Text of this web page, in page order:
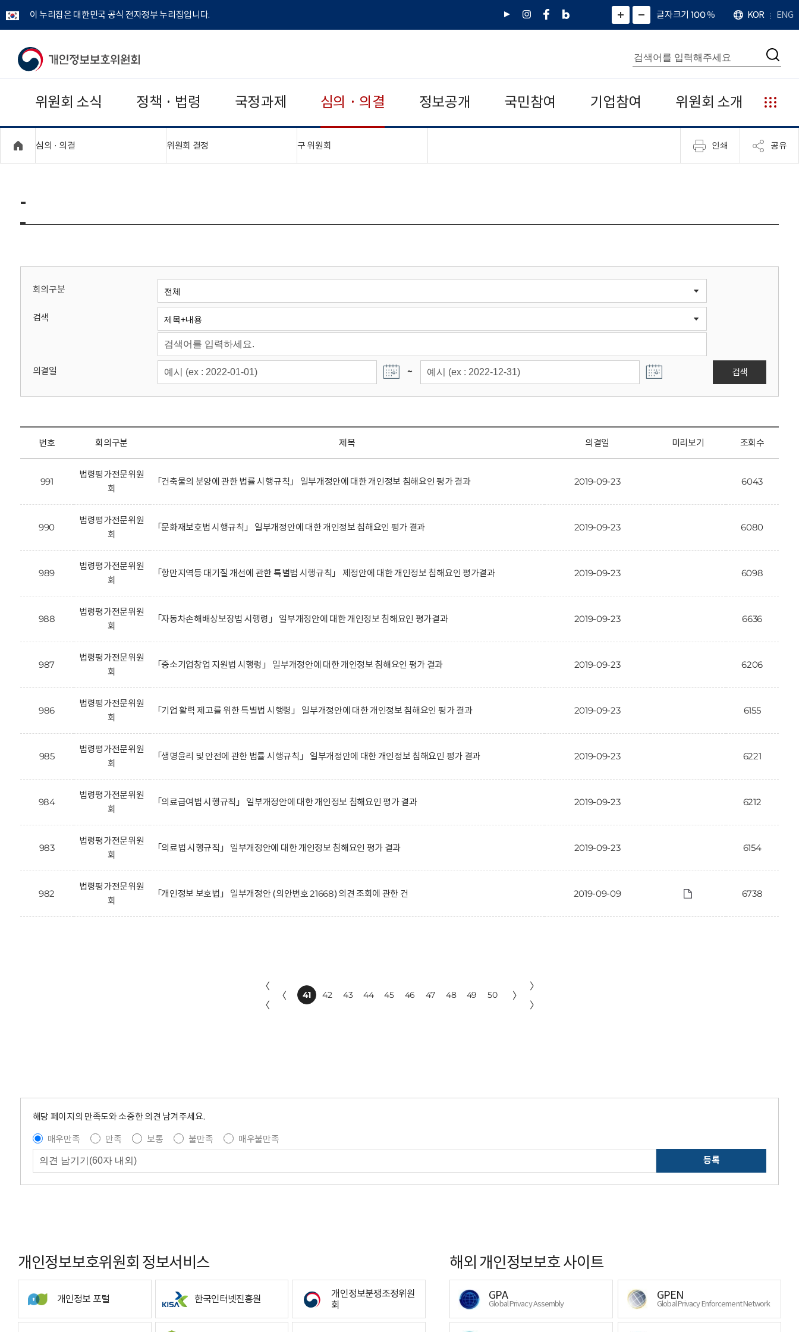
이 누리집은 대한민국 공식 전자정부 누리집입니다.
유
인
페
네
그
)
화
면
면
소
확
대
치
글자크기 100%
언
어
KOR ENG
개
보
보
위
회
통
합
검
색
검
위원회 소식 정책 · 법령 국정과제 심의 · 의결 정보공개 국민참여 기업참여 위원회 소개
누
리
집
안
심의 · 의결 위원회 결정 구 위원회 인쇄 공유
-
회의구분
검색
의결일 ~ 검색
번호 회의구분 제목 의결일 미리보기 조회수
991
법령평가전문위원
회
「건축물의 분양에 관한 법률 시행규칙」 일부개정안에 대한 개인정보 침해요인 평가 결과 2019-09-23 6043
990
법령평가전문위원
회
「문화재보호법 시행규칙」 일부개정안에 대한 개인정보 침해요인 평가 결과 2019-09-23 6080
989
법령평가전문위원
회
「항만지역등 대기질 개선에 관한 특별법 시행규칙」 제정안에 대한 개인정보 침해요인 평가결과 2019-09-23 6098
988
법령평가전문위원
회
「자동차손해배상보장법 시행령」 일부개정안에 대한 개인정보 침해요인 평가결과 2019-09-23 6636
987
법령평가전문위원
회
「중소기업창업 지원법 시행령」 일부개정안에 대한 개인정보 침해요인 평가 결과 2019-09-23 6206
986
법령평가전문위원
회
「기업 활력 제고를 위한 특별법 시행령」 일부개정안에 대한 개인정보 침해요인 평가 결과 2019-09-23 6155
985
법령평가전문위원
회
「생명윤리 및 안전에 관한 법률 시행규칙」 일부개정안에 대한 개인정보 침해요인 평가 결과 2019-09-23 6221
984
법령평가전문위원
회
「의료급여법 시행규칙」 일부개정안에 대한 개인정보 침해요인 평가 결과 2019-09-23 6212
983
법령평가전문위원
회
「의료법 시행규칙」 일부개정안에 대한 개인정보 침해요인 평가 결과 2019-09-23 6154
982
법령평가전문위원
회
「개인정보 보호법」 일부개정안 (의안번호 21668) 의견 조회에 관한 건 2019-09-09 6738
〈
〈
〈 41 42 43 44 45 46 47 48 49 50 〉
〉
〉
해당 페이지의 만족도와 소중한 의견 남겨주세요.
매우만족
만족 보통 불만족
매우불만족
등록
개인정보보호위원회 정보서비스
개인정보 포털 한국인터넷진흥원
개인정보분쟁조정위원
회
해외 개인정보보호 사이트
GPA
Global Privacy Assembly
GPEN
Global Privacy Enforcement Network